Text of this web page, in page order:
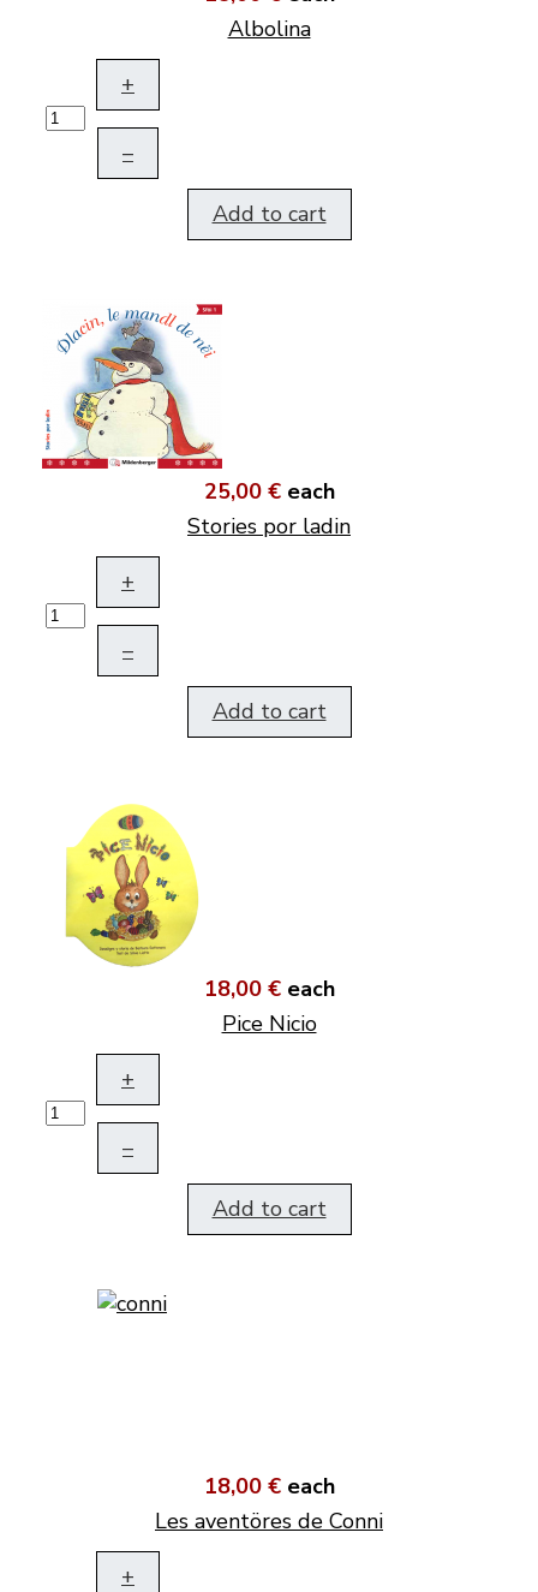
Albolina
+
–
Add to cart
25,00 € each
Stories por ladin
+
–
Add to cart
18,00 € each
Pice Nicio
+
–
Add to cart
18,00 € each
Les aventöres de Conni
+